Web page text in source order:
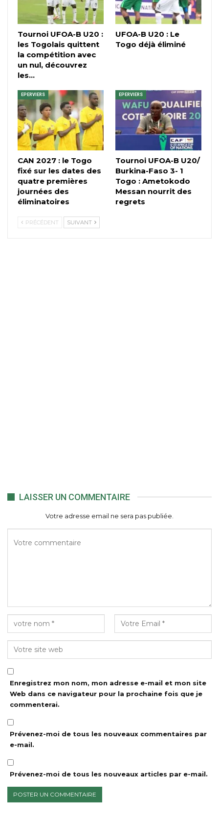
Tournoi UFOA-B U20 :
les Togolais quittent
la compétition avec
un nul, découvrez
les…
UFOA-B U20 : Le
Togo déjà éliminé
EPERVIERS
CAN 2027 : le Togo
fixé sur les dates des
quatre premières
journées des
éliminatoires
EPERVIERS
Tournoi UFOA-B U20/
Burkina-Faso 3- 1
Togo : Ametokodo
Messan nourrit des
regrets
PRÉCÉDENT SUIVANT
LAISSER UN COMMENTAIRE
Votre adresse email ne sera pas publiée.
Enregistrez mon nom, mon adresse e-mail et mon site
Web dans ce navigateur pour la prochaine fois que je
commenterai.
Prévenez-moi de tous les nouveaux commentaires par
e-mail.
Prévenez-moi de tous les nouveaux articles par e-mail.